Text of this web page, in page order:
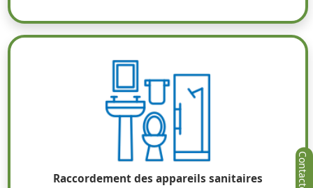
Raccordement des appareils sanitaires